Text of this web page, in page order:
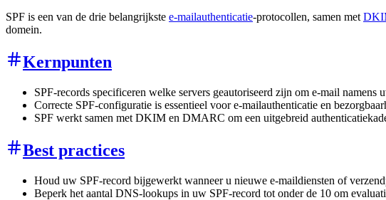
SPF is een van de drie belangrijkste e-mailauthenticatie-protocollen, samen met
domein.
Kernpunten
SPF-records specificeren welke servers geautoriseerd zijn om e-mail namens
Correcte SPF-configuratie is essentieel voor e-mailauthenticatie en
SPF werkt samen met DKIM en DMARC om een uitgebreid
Best practices
Houd uw SPF-record bijgewerkt wanneer u nieuwe e-maildiensten of
Beperk het aantal DNS-lookups in uw SPF-record tot onder de 10 om